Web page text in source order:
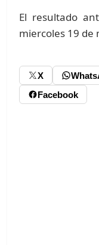
El resultado
miercoles 19 de
X
Facebook